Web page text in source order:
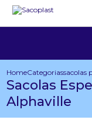
HomeCategoriassacolas
Sacolas
Alphaville